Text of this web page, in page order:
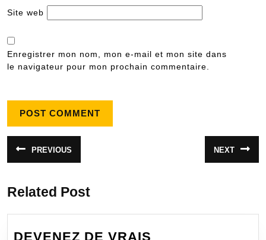
Site web
Enregistrer mon nom, mon e-mail et mon site dans
le navigateur pour mon prochain commentaire.
Navigation
de
PREVIOUS
précédent
NEXT
suivant
Related Post
DEVENEZ DE VRAIS